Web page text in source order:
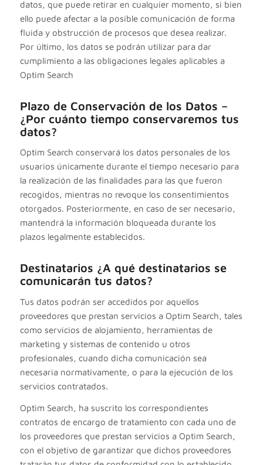
datos, que puede retirar en cualquier momento, si bien
ello puede afectar a la posible comunicación de forma
fluida y obstrucción de procesos que desea realizar.
Por último, los datos se podrán utilizar para dar
cumplimiento a las obligaciones legales aplicables a
Optim Search
Plazo de Conservación de los Datos –
¿Por cuánto tiempo conservaremos tus
datos?
Optim Search conservará los datos personales de los
usuarios únicamente durante el tiempo necesario para
la realización de las finalidades para las que fueron
recogidos, mientras no revoque los consentimientos
otorgados. Posteriormente, en caso de ser necesario,
mantendrá la información bloqueada durante los
plazos legalmente establecidos.
Destinatarios ¿A qué destinatarios se
comunicarán tus datos?
Tus datos podrán ser accedidos por aquellos
proveedores que prestan servicios a Optim Search, tales
como servicios de alojamiento, herramientas de
marketing y sistemas de contenido u otros
profesionales, cuando dicha comunicación sea
necesaria normativamente, o para la ejecución de los
servicios contratados.
Optim Search, ha suscrito los correspondientes
contratos de encargo de tratamiento con cada uno de
los proveedores que prestan servicios a Optim Search,
con el objetivo de garantizar que dichos proveedores